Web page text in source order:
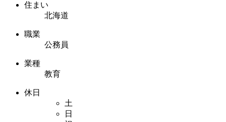
住まい
北海道
職業
公務員
業種
教育
休日
土
日